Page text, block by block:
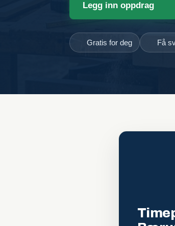
Legg inn oppdrag
Gratis for deg Få